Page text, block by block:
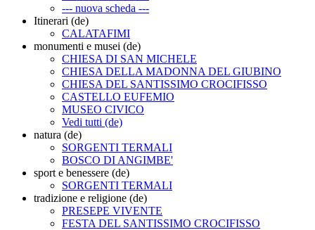
--- nuova scheda ---
Itinerari (de)
CALATAFIMI
monumenti e musei (de)
CHIESA DI SAN MICHELE
CHIESA DELLA MADONNA DEL GIUBINO
CHIESA DEL SANTISSIMO CROCIFISSO
CASTELLO EUFEMIO
MUSEO CIVICO
Vedi tutti (de)
natura (de)
SORGENTI TERMALI
BOSCO DI ANGIMBE'
sport e benessere (de)
SORGENTI TERMALI
tradizione e religione (de)
PRESEPE VIVENTE
FESTA DEL SANTISSIMO CROCIFISSO